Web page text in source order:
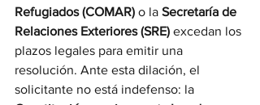
Refugiados (COMAR) o la Secretaría de
Relaciones Exteriores (SRE) excedan los
plazos legales para emitir una
resolución. Ante esta dilación, el
solicitante no está indefenso: la